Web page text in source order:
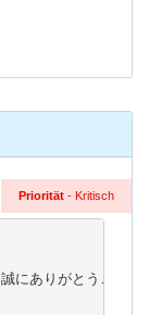
Priorität - Kritisch
にありがとうござい